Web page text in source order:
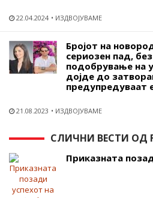
22.04.2024 ИЗДВОЈУВАМЕ
Бројот на
сериозен пад,
подобрување на
дојде до
предупредуваат
21.08.2023 ИЗДВОЈУВАМЕ
СЛИЧНИ ВЕСТИ ОД
Приказната